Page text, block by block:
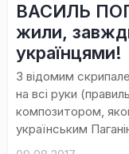
ВАСИЛЬ
жили,
українцями!
З відомим
на всі руки
композитором,
українським